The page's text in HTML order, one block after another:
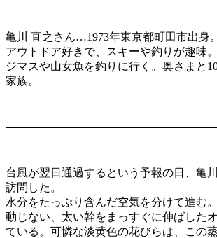
亀川 直之さん…1973年東京都町田市出身
アウトドア好きで、スキーや釣りが趣味
ジマスや山女魚を釣りに行く。奥さまと
家族。
台風が翌日通過するという予報の日、亀
訪問した。
水分をたっぷり含んだ空気を分けて進む
動じない、太い幹をまっすぐに伸ばした
ている。可憐な淡黄色の花びらは、この